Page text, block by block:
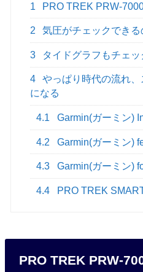
1 PRO TREK PRW-
2 気圧がチェックできる
3 タイドグラフもチェ
4
やっぱり時代の流れ
になる
4.1 Garmin(ガーミン)
4.2 Garmin(ガーミン)
4.3 Garmin(ガーミン)
4.4 PRO TREK
PRO TREK PRW-